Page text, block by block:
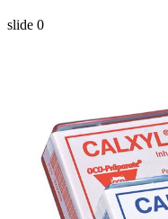
slide 0